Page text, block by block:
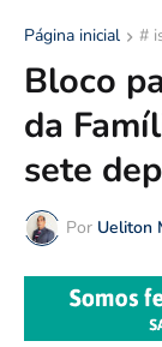
Página inicial #
Bloco
da
sete
Por Ueliton